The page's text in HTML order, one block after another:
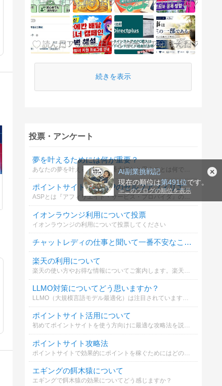
AI副業挑戦記
現在の順位は第491位です。
≫ このブログの順位を表示
続きを表示
投票・アンケート
夢を叶えるためには何が重要？
あなたの夢を叶えるために一番大切だと思うことは何ですか？
ポイントサイトや、ASPのセルフアフィリエイトは利用していますか？
ASPとは『アフィリエイト・サービス・プロバイダ』のことです。バリューコマース、A8.net、リンクシェア、アクセストレード等。
イオンラウンジ利用について投票
イオンラウンジの利用について投票してください
チャットレディの仕事と聞いて一番不安なことは？
楽天の利用について
楽天の使い方やお得な情報についてご案内します。楽天市場や楽天カードを効果的に活用するポイントを知ることが大切です。
LLMO対策についてどう思いますか？
LLMO（大規模言語モデル最適化）は注目されていますが、SEOとの違いや対策についてどう考えますか？詳しく解説しています。
ポイントサイト活用について
初めてポイントサイトを使う方向けに最適な攻略法を説明します。簡単に始められるので是非参考にしてください。
ポイントサイト攻略法
エギングの餌木猿について
エギングで餌木猿の効果についてどう感じますか？